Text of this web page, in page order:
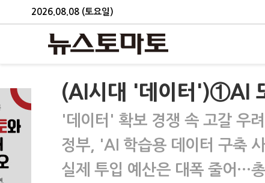
2026.08.08 (토요일)
(AI시대 '데이터')①AI
'데이터' 확보 경쟁 속 고갈 우
정부, 'AI 학습용 데이터 구축
실제 투입 예산은 대폭 줄어…